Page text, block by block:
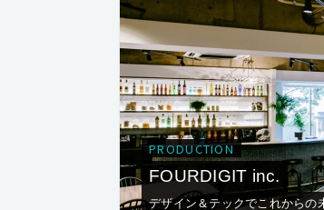
PRODUCTION
FOURDIGIT inc.
デザイン＆テックでこれからの